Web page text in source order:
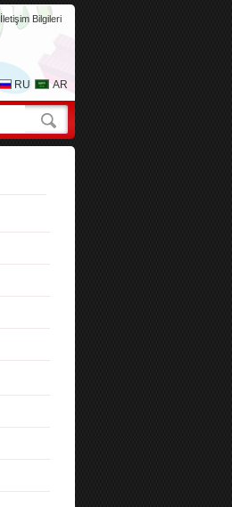
İletişim Bilgileri
RU AR